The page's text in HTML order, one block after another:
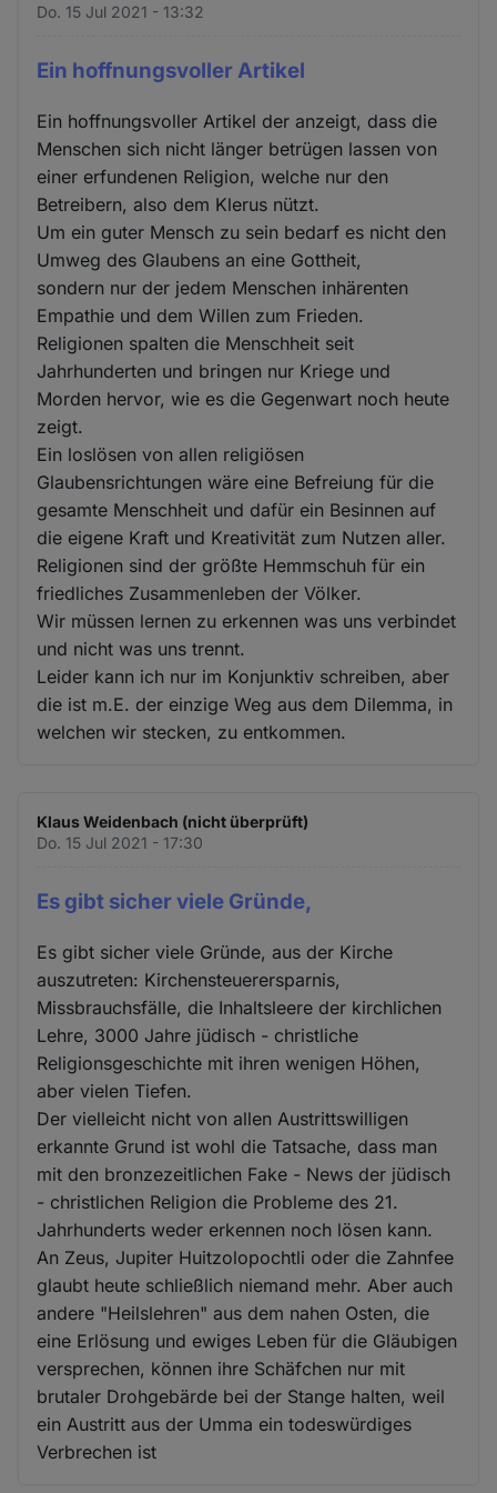
Do. 15 Jul 2021 - 13:32
Ein hoffnungsvoller Artikel
Ein hoffnungsvoller Artikel der anzeigt, dass die
Menschen sich nicht länger betrügen lassen von
einer erfundenen Religion, welche nur den
Betreibern, also dem Klerus nützt.
Um ein guter Mensch zu sein bedarf es nicht den
Umweg des Glaubens an eine Gottheit,
sondern nur der jedem Menschen inhärenten
Empathie und dem Willen zum Frieden.
Religionen spalten die Menschheit seit
Jahrhunderten und bringen nur Kriege und
Morden hervor, wie es die Gegenwart noch heute
zeigt.
Ein loslösen von allen religiösen
Glaubensrichtungen wäre eine Befreiung für die
gesamte Menschheit und dafür ein Besinnen auf
die eigene Kraft und Kreativität zum Nutzen aller.
Religionen sind der größte Hemmschuh für ein
friedliches Zusammenleben der Völker.
Wir müssen lernen zu erkennen was uns verbindet
und nicht was uns trennt.
Leider kann ich nur im Konjunktiv schreiben, aber
die ist m.E. der einzige Weg aus dem Dilemma, in
welchen wir stecken, zu entkommen.
Klaus Weidenbach (nicht überprüft)
Do. 15 Jul 2021 - 17:30
Es gibt sicher viele Gründe,
Es gibt sicher viele Gründe, aus der Kirche
auszutreten: Kirchensteuerersparnis,
Missbrauchsfälle, die Inhaltsleere der kirchlichen
Lehre, 3000 Jahre jüdisch - christliche
Religionsgeschichte mit ihren wenigen Höhen,
aber vielen Tiefen.
Der vielleicht nicht von allen Austrittswilligen
erkannte Grund ist wohl die Tatsache, dass man
mit den bronzezeitlichen Fake - News der jüdisch
- christlichen Religion die Probleme des 21.
Jahrhunderts weder erkennen noch lösen kann.
An Zeus, Jupiter Huitzolopochtli oder die Zahnfee
glaubt heute schließlich niemand mehr. Aber auch
andere "Heilslehren" aus dem nahen Osten, die
eine Erlösung und ewiges Leben für die Gläubigen
versprechen, können ihre Schäfchen nur mit
brutaler Drohgebärde bei der Stange halten, weil
ein Austritt aus der Umma ein todeswürdiges
Verbrechen ist